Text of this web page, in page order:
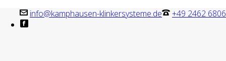
+49 2462 6806
info@kamphausen-klinkersysteme.de